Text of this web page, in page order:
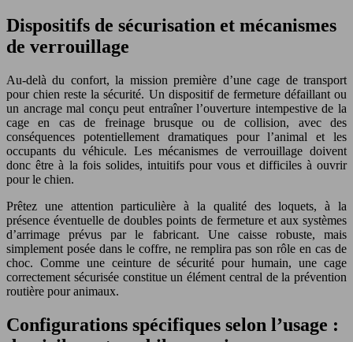
Dispositifs de sécurisation et mécanismes
de verrouillage
Au-delà du confort, la mission première d’une cage de transport
pour chien reste la sécurité. Un dispositif de fermeture défaillant ou
un ancrage mal conçu peut entraîner l’ouverture intempestive de la
cage en cas de freinage brusque ou de collision, avec des
conséquences potentiellement dramatiques pour l’animal et les
occupants du véhicule. Les mécanismes de verrouillage doivent
donc être à la fois solides, intuitifs pour vous et difficiles à ouvrir
pour le chien.
Prêtez une attention particulière à la qualité des loquets, à la
présence éventuelle de doubles points de fermeture et aux systèmes
d’arrimage prévus par le fabricant. Une caisse robuste, mais
simplement posée dans le coffre, ne remplira pas son rôle en cas de
choc. Comme une ceinture de sécurité pour humain, une cage
correctement sécurisée constitue un élément central de la prévention
routière pour animaux.
Configurations spécifiques selon l’usage :